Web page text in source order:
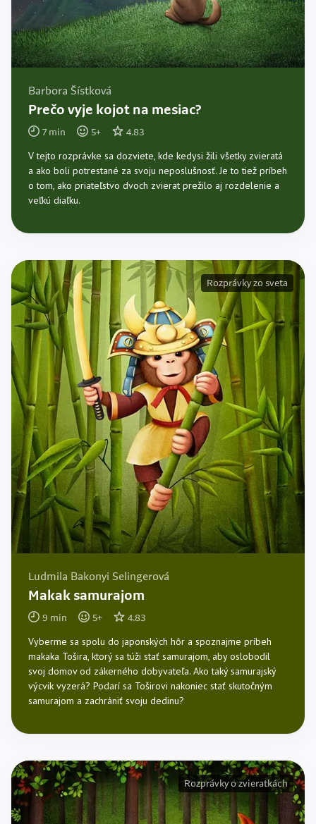
Barbora Šístková
Prečo vyje kojot na mesiac?
7min 5+ 4.83
V tejto rozprávke sa dozviete, kde kedysi žili všetky zvieratá
a ako boli potrestané za svoju neposlušnosť. Je to tiež príbeh
o tom, ako priateľstvo dvoch zvierat prežilo aj rozdelenie a
veľkú diaľku.
Ludmila Bakonyi Selingerová
Makak samurajom
9 min 5+ 4.83
Vyberme sa spolu do japonských hôr a spoznajme príbeh
makaka Tošira, ktorý sa túži stať samurajom, aby oslobodil
svoj domov od zákerného dobyvateľa. Ako taký samurajský
výcvik vyzerá? Podarí sa Toširovi nakoniec stať skutočným
samurajom a zachrániť svoju dedinu?
Rozprávky zo sveta
Rozprávky o zvieratkách